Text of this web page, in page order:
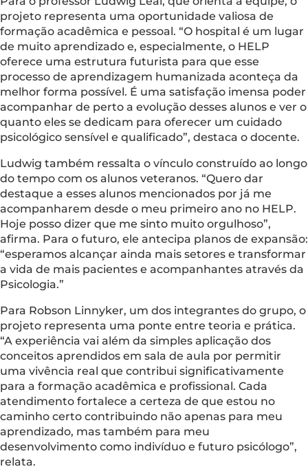
projeto representa uma oportunidade valiosa de
formação acadêmica e pessoal. “O hospital é um lugar
de muito aprendizado e, especialmente, o HELP
oferece uma estrutura futurista para que esse
processo de aprendizagem humanizada aconteça da
melhor forma possível. É uma satisfação imensa poder
acompanhar de perto a evolução desses alunos e ver o
quanto eles se dedicam para oferecer um cuidado
psicológico sensível e qualificado”, destaca o docente.
Ludwig também ressalta o vínculo construído ao longo
do tempo com os alunos veteranos. “Quero dar
destaque a esses alunos mencionados por já me
acompanharem desde o meu primeiro ano no HELP.
Hoje posso dizer que me sinto muito orgulhoso”,
afirma. Para o futuro, ele antecipa planos de expansão:
“esperamos alcançar ainda mais setores e transformar
a vida de mais pacientes e acompanhantes através da
Psicologia.”
Para Robson Linnyker, um dos integrantes do grupo, o
projeto representa uma ponte entre teoria e prática.
“A experiência vai além da simples aplicação dos
conceitos aprendidos em sala de aula por permitir
uma vivência real que contribui significativamente
para a formação acadêmica e profissional. Cada
atendimento fortalece a certeza de que estou no
caminho certo contribuindo não apenas para meu
aprendizado, mas também para meu
desenvolvimento como indivíduo e futuro psicólogo”,
relata.